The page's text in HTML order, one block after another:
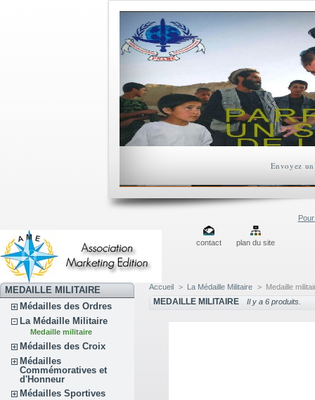
Envoyez
contact plan du site
MEDAILLE MILITAIRE
Médailles des Ordres
La Médaille Militaire
Medaille militaire
Médailles des Croix
Médailles
Commémoratives et
d'Honneur
Médailles Sportives
Accueil > La Médaille Militaire > Medaille
MEDAILLE MILITAIRE Il y a 6 produits.